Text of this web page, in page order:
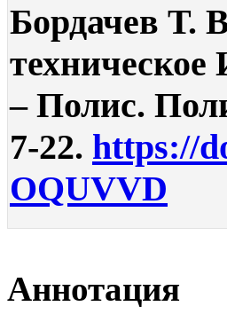
Бордачев Т.
– Полис.
7-22. https://
OQUVVD
Аннотация